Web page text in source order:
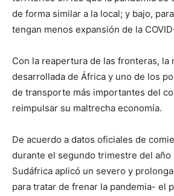
de forma similar a la local; y bajo,
tengan menos expansión de la
Con la reapertura de las fronteras, la
desarrollada de África y uno de los
de transporte más importantes del
reimpulsar su maltrecha economía.
De acuerdo a datos oficiales de
durante el segundo trimestre del año
Sudáfrica aplicó un severo y
para tratar de frenar la pandemia- el